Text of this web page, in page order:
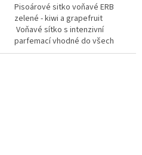
Pisoárové sitko voňavé ERB
zelené - kiwi a grapefruit
Voňavé sítko s intenzivní
parfemací vhodné do všech
typů pisoárů.